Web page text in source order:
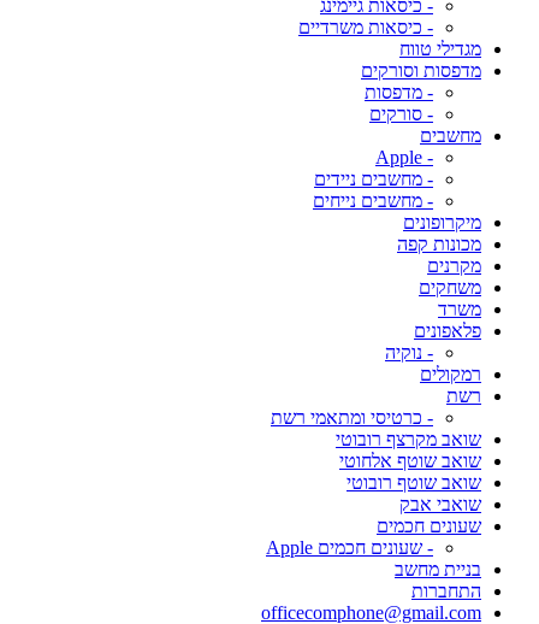
- כיסאות גיימינג
- כיסאות משרדיים
מגדילי טווח
מדפסות וסורקים
- מדפסות
- סורקים
מחשבים
- Apple
- מחשבים ניידים
- מחשבים נייחים
מיקרופונים
מכונות קפה
מקרנים
משחקים
משרד
פלאפונים
- נוקיה
רמקולים
רשת
- כרטיסי ומתאמי רשת
שואב מקרצף רובוטי
שואב שוטף אלחוטי
שואב שוטף רובוטי
שואבי אבק
שעונים חכמים
- שעונים חכמים Apple
בניית מחשב
התחברות
officecomphone@gmail.com